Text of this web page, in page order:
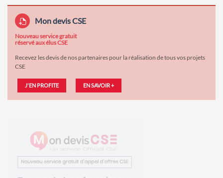
Mon devis CSE
Nouveau service gratuit
réservé aux élus CSE
Recevez les devis de nos partenaires pour la réalisation de tous vos projets
CSE
J'EN PROFITE EN SAVOIR +